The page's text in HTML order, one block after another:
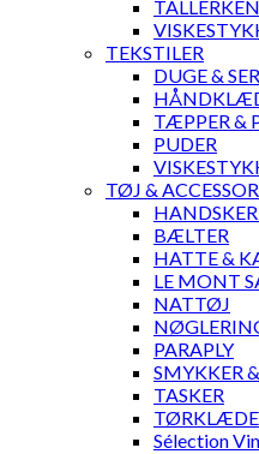
TEKSTILER
DUGE &
TÆPPER &
PUDER
TØJ &
BÆLTER
HATTE &
LE MONT
NATTØJ
PARAPLY
SMYKKER
TASKER
Sélection